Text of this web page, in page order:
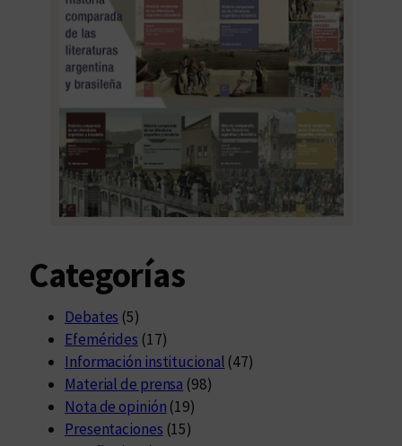
Categorías
Debates (5)
Efemérides (17)
Información institucional (47)
Material de prensa (98)
Nota de opinión (19)
Presentaciones (15)